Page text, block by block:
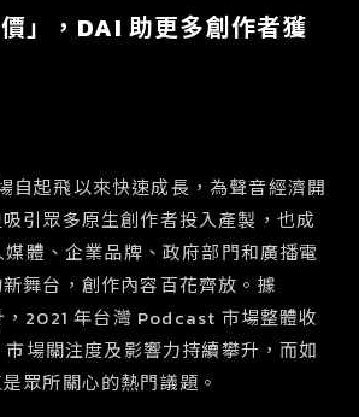
」，DAI 助更多創作者獲
自起飛以來快速成長，為聲音經濟開
引眾多原生創作者投入產製，也成
體、企業品牌、政府部門和廣播電
舞台，創作內容百花齊放。據
2021 年台灣 Podcast 市場整體收
場關注度及影響力持續攀升，而如
眾所關心的熱門議題。